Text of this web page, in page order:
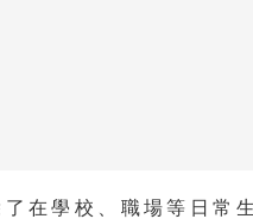
在學校、職場等日常